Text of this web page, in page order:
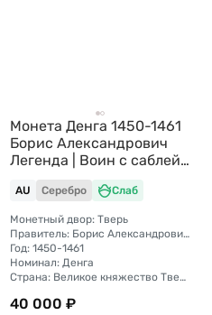
Монета Денга 1450-1461
Борис Александрович
Легенда | Воин с саблей,
рука в бок Тверское
княжество слаб ННР AU
58
AU Серебро Слаб
Монетный двор: Тверь
Правитель: Борис Александрович (1426 — 1461)
Год: 1450-1461
Номинал: Денга
Страна: Великое княжество Тверское
40 000 ₽